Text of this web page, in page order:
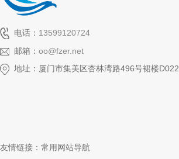
电话： 13599120724
邮箱： oo@fzer.net
地址：厦门市集美区杏林湾路496号裙楼D022
友情链接： 常用网站导航